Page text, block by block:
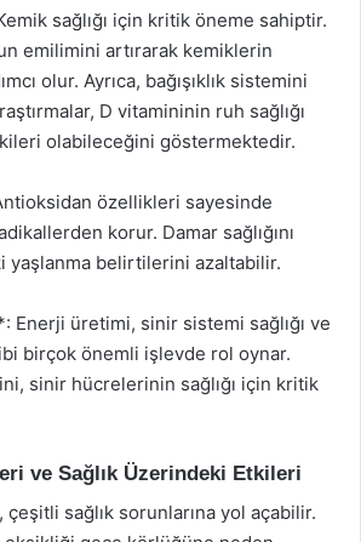
sağlığı için kritik öneme sahiptir.
emilimini artırarak kemiklerin
olur. Ayrıca, bağışıklık sistemini
D vitamininin ruh sağlığı
olabileceğini göstermektedir.
özellikleri sayesinde
korur. Damar sağlığını
yaşlanma belirtilerini azaltabilir.
Enerji üretimi, sinir sistemi sağlığı ve
birçok önemli işlevde rol oynar.
sinir hücrelerinin sağlığı için kritik
ve Sağlık Üzerindeki Etkileri
sağlık sorunlarına yol açabilir.